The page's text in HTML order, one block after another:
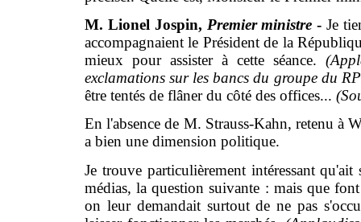
M. Lionel Jospin, Premier ministre- Je
accompagnaient le Président de la
mieux pour assister à cette séance.
exclamations sur les bancs du groupe du
être tentés de flâner du côté des offices...
En l'absence de M. Strauss-Kahn, retenu à
a bien une dimension politique.
Je trouve particulièrement intéressant
médias, la question suivante : mais que
on leur demandait surtout de ne pas